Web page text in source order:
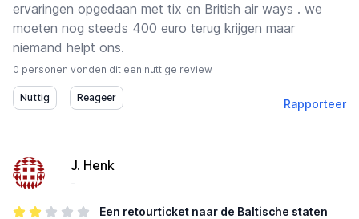
ervaringen opgedaan met tix en British air ways . we
moeten nog steeds 400 euro terug krijgen maar
niemand helpt ons.
0 personen vonden dit een nuttige review
Rapporteer
J. Henk
Een retourticket naar de Baltische staten